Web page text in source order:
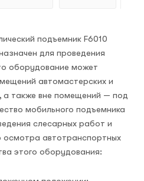
подъемник F6010
для проведения
оборудование может
автомастерских и
а также вне помещений — под
мобильного подъемника
слесарных работ и
осмотра автотранспортных
этого оборудования: